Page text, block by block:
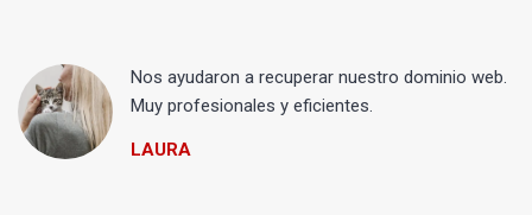
Nos ayudaron a recuperar nuestro dominio web.
Muy profesionales y eficientes.
LAURA